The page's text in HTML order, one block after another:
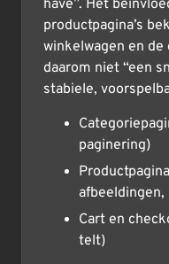
have”. Het
productpagina’s
winkelwagen en
daarom niet “een
stabiele,
paginering)
Cart en
telt)